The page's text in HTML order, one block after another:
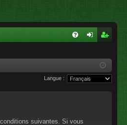
xi
cri
pti
Langue :
suivantes. Si vous